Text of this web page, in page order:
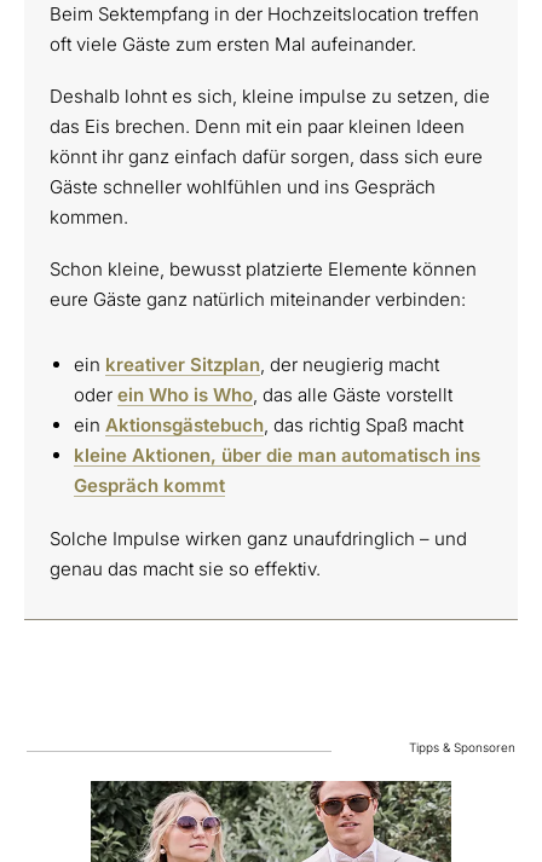
Beim Sektempfang in der Hochzeitslocation treffen
oft viele Gäste zum ersten Mal aufeinander.
Deshalb lohnt es sich, kleine impulse zu setzen, die
das Eis brechen. Denn mit ein paar kleinen Ideen
könnt ihr ganz einfach dafür sorgen, dass sich eure
Gäste schneller wohlfühlen und ins Gespräch
kommen.
Schon kleine, bewusst platzierte Elemente können
eure Gäste ganz natürlich miteinander verbinden:
ein kreativer Sitzplan, der neugierig macht
oder ein Who is Who, das alle Gäste vorstellt
ein Aktionsgästebuch, das richtig Spaß macht
kleine Aktionen, über die man automatisch ins
Gespräch kommt
Solche Impulse wirken ganz unaufdringlich – und
genau das macht sie so effektiv.
Tipps & Sponsoren